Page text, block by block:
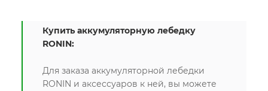
Купить аккумуляторную лебедку
RONIN:
Для заказа аккумуляторной лебедки
RONIN и аксессуаров к ней, вы можете